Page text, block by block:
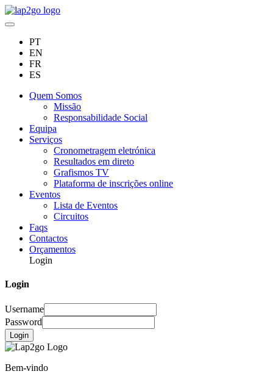
PT
EN
FR
ES
Quem Somos
Missão
Responsabilidade Social
Equipa
Serviços
Cronometragem eletrónica
Resultados em direto
Grafismos TV
Plataforma de inscrições online
Eventos
Lista de Eventos
Circuitos
Faqs
Contactos
Orçamentos
Login
Login
Username
Password
Login
Bem-vindo